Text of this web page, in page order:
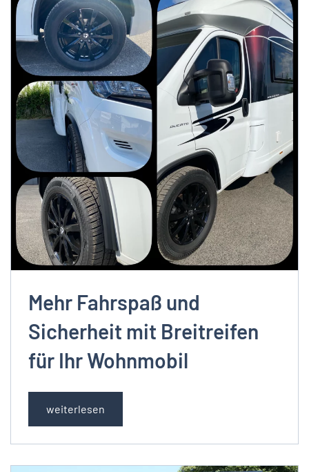
Mehr Fahrspaß und
Sicherheit mit Breitreifen
für Ihr Wohnmobil
weiterlesen